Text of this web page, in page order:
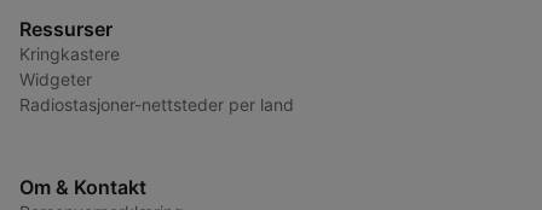
Ressurser
Kringkastere
Widgeter
Radiostasjoner-nettsteder per land
Om & Kontakt